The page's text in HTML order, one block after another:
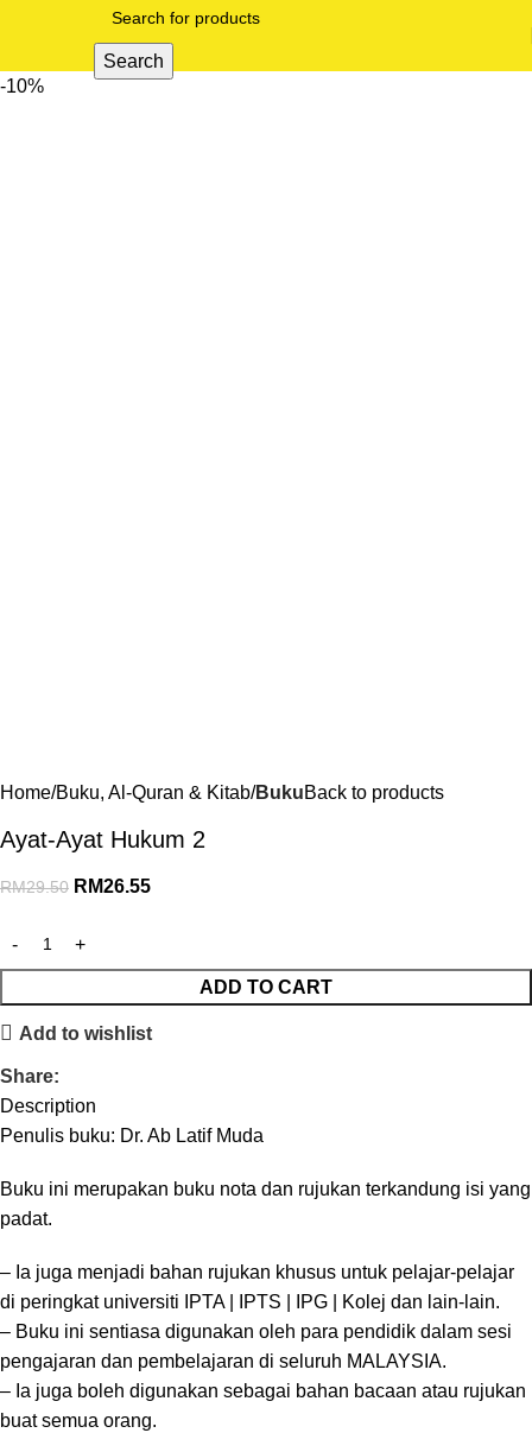
Search
-10%
Home Buku, Al-Quran & Kitab BukuBack to products
Ayat-Ayat Hukum 2
RM29.50 RM26.55
ADD TO CART
Add to wishlist
Share:
Description
Penulis buku: Dr. Ab Latif Muda
Buku ini merupakan buku nota dan rujukan terkandung isi yang
padat.
– Ia juga menjadi bahan rujukan khusus untuk pelajar-pelajar
di peringkat universiti IPTA | IPTS | IPG | Kolej dan lain-lain.
– Buku ini sentiasa digunakan oleh para pendidik dalam sesi
pengajaran dan pembelajaran di seluruh MALAYSIA.
– Ia juga boleh digunakan sebagai bahan bacaan atau rujukan
buat semua orang.